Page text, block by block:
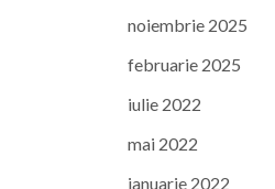
noiembrie 2025
februarie 2025
iulie 2022
mai 2022
ianuarie 2022